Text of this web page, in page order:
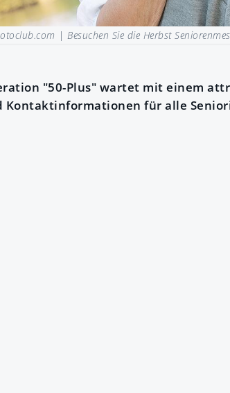
| Besuchen Sie die Herbst
"50-Plus" wartet mit einem
Kontaktinformationen für alle